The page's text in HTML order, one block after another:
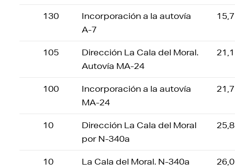
130
Incorporación a la autovía
A-7
15,7
105
Dirección La Cala del Moral.
Autovía MA-24
21,1
100
Incorporación a la autovía
MA-24
21,7
10
Dirección La Cala del Moral
por N-340a
25,8
10 La Cala del Moral. N-340a 26,0